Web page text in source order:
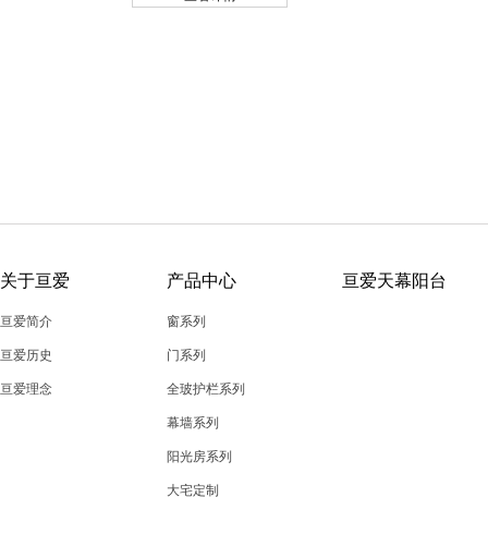
关于亘爱
亘爱简介
亘爱历史
亘爱理念
产品中心
窗系列
门系列
全玻护栏系列
幕墙系列
阳光房系列
大宅定制
亘爱天幕阳台